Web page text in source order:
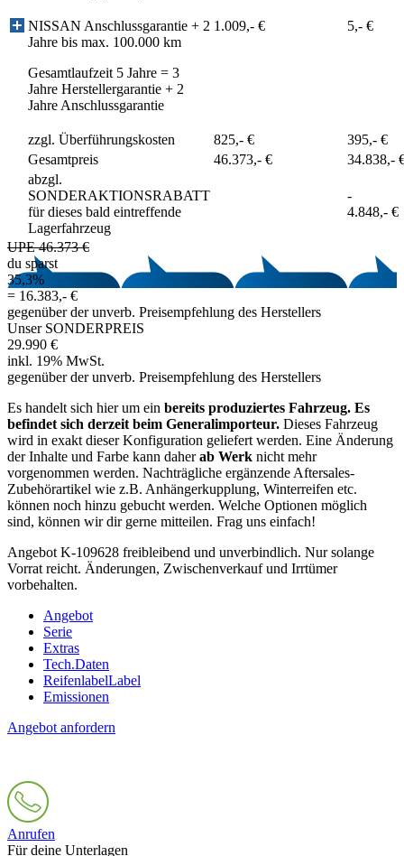
NISSAN Anschlussgarantie + 2
Jahre bis max. 100.000 km
Gesamtlaufzeit 5 Jahre = 3
Jahre Herstellergarantie + 2
Jahre Anschlussgarantie
1.009,- € 5,- €
zzgl. Überführungskosten 825,- €
395,- €
Gesamtpreis
46.373,- €
34.838,-
abzgl.
SONDERAKTIONSRABATT
für dieses bald eintreffende
Lagerfahrzeug
-
4.848,- €
UPE 46.373 €
du sparst
35,3%
= 16.383,- €
gegenüber der unverb. Preisempfehlung des Herstellers
Unser SONDERPREIS
29.990 €
inkl. 19% MwSt.
gegenüber der unverb. Preisempfehlung des Herstellers
Es handelt sich hier um ein bereits produziertes Fahrzeug. Es
befindet sich derzeit beim Generalimporteur. Dieses Fahrzeug
wird in exakt dieser Konfiguration geliefert werden. Eine Änderung
der Inhalte und Farbe kann daherab Werk nicht mehr
vorgenommen werden. Nachträgliche ergänzende Aftersales‐
Zubehörartikel wie z.B. Anhängerkupplung, Winterreifen etc.
können noch hinzu gebucht werden. Welche Optionen möglich
sind, können wir dir gerne mitteilen. Frag uns einfach!
Angebot K-109628 freibleibend und unverbindlich. Nur solange
Vorrat reicht. Änderungen, Zwischenverkauf und Irrtümer
vorbehalten.
Angebot
Serie
Extras
Tech.Daten
ReifenlabelLabel
Emissionen
Angebot anfordern
Anrufen
Für deine Unterlagen